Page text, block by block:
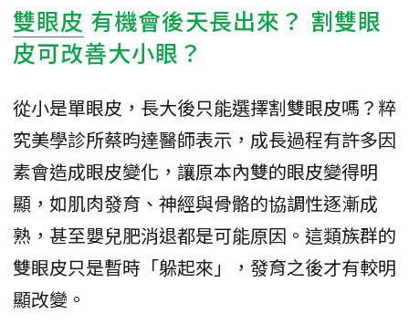
雙眼皮 有機會後天長出來？ 割雙眼
皮可改善大小眼？
從小是單眼皮，長大後只能選擇割雙眼皮嗎？粹
究美學診所蔡昀達醫師表示，成長過程有許多因
素會造成眼皮變化，讓原本內雙的眼皮變得明
顯，如肌肉發育、神經與骨骼的協調性逐漸成
熟，甚至嬰兒肥消退都是可能原因。這類族群的
雙眼皮只是暫時「躲起來」，發育之後才有較明
顯改變。